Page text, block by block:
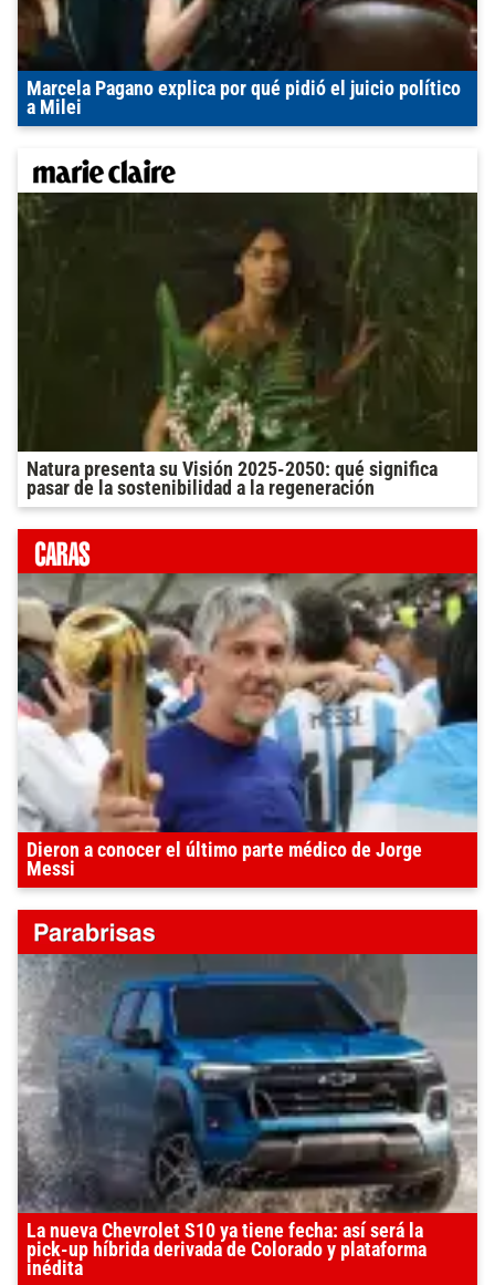
Marcela Pagano explica por qué pidió el juicio político
a Milei
Natura presenta su Visión 2025-2050: qué significa
pasar de la sostenibilidad a la regeneración
Dieron a conocer el último parte médico de Jorge
Messi
La nueva Chevrolet S10 ya tiene fecha: así será la
pick-up híbrida derivada de Colorado y plataforma
inédita